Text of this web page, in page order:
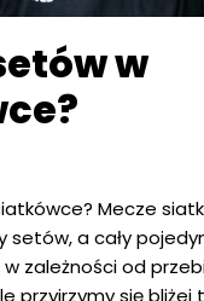
w
Mecze
setów, a cały
zależności od
przyjrzymy się bliżej